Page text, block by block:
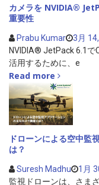
カメラを NVIDIA®
重要性
Prabu Kumar 3月
NVIDIA® JetPack 6.1で
活用するために、e
Read more
ドローンによる空中監
は？
Suresh Madhu 1月
監視ドローンは、さま